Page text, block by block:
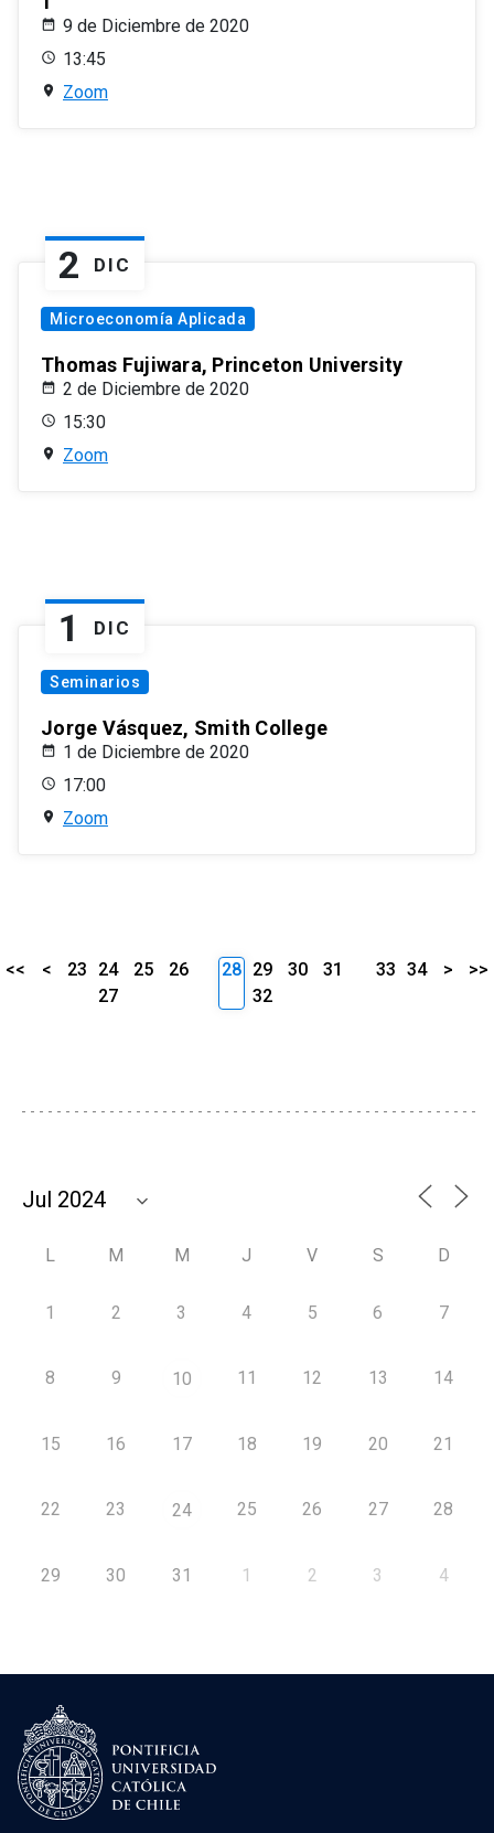
9 de Diciembre de 2020
13:45
Zoom
2 DIC
Microeconomía Aplicada
Thomas Fujiwara, Princeton University
2 de Diciembre de 2020
15:30
Zoom
1 DIC
Seminarios
Jorge Vásquez, Smith College
1 de Diciembre de 2020
17:00
Zoom
<< < 23 24 25
26
27
28 29 30
31
32
33 34 > >>
L M M J V S D
1 2 3 4 5 6 7
8 9 10 11 12 13 14
15 16 17 18 19 20 21
22 23 24 25 26 27 28
29 30 31 1 2 3 4